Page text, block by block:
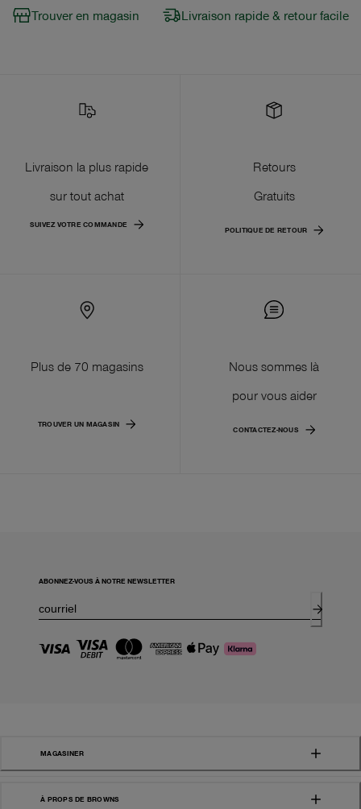
Trouver en magasin Livraison rapide & retour facile
Livraison la plus rapide
sur tout achat
SUIVEZ VOTRE COMMANDE
Retours
Gratuits
POLITIQUE DE RETOUR
Plus de 70 magasins
TROUVER UN MAGASIN
Nous sommes là
pour vous aider
CONTACTEZ-NOUS
ABONNEZ-VOUS À NOTRE NEWSLETTER
MAGASINER
À PROPS DE BROWNS